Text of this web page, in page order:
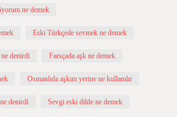
ne demek
Eski Türkçede sevmek ne demek
denirdi Farsçada aşk ne demek
Osmanlıda aşkım yerine ne kullanılır
denirdi Sevgi eski dilde ne demek